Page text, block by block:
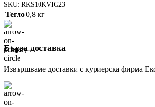
SKU: RKS10KVIG23
Тегло0,8 кг
Бърза доставка
Извършваме доставки с куриерска фирма